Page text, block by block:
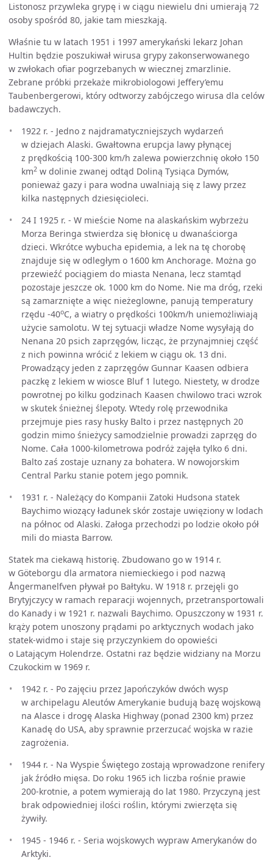
Listonosz przywleka grypę i w ciągu niewielu dni umierają 72
osoby spośród 80, jakie tam mieszkają.
Właśnie tu w latach 1951 i 1997 amerykański lekarz Johan
Hultin będzie poszukiwał wirusa grypy zakonserwowanego
w zwłokach ofiar pogrzebanych w wiecznej zmarzlinie.
Zebrane próbki przekaże mikrobiologowi Jeffery’emu
Taubenbergerowi, który odtworzy zabójczego wirusa dla celów
badawczych.
1922 r. - Jedno z najdramatyczniejszych wydarzeń
w dziejach Alaski. Gwałtowna erupcja lawy płynącej
z prędkością 100-300 km/h zalewa powierzchnię około 150
km2 w dolinie zwanej odtąd Doliną Tysiąca Dymów,
ponieważ gazy i para wodna uwalniają się z lawy przez
kilka następnych dziesięcioleci.
24 I 1925 r. - W mieście Nome na alaskańskim wybrzeżu
Morza Beringa stwierdza się błonicę u dwanaściorga
dzieci. Wkrótce wybucha epidemia, a lek na tę chorobę
znajduje się w odległym o 1600 km Anchorage. Można go
przewieźć pociągiem do miasta Nenana, lecz stamtąd
pozostaje jeszcze ok. 1000 km do Nome. Nie ma dróg, rzeki
są zamarznięte a więc nieżeglowne, panują temperatury
rzędu -40oC, a wiatry o prędkości 100km/h uniemożliwiają
użycie samolotu. W tej sytuacji władze Nome wysyłają do
Nenana 20 psich zaprzęgów, licząc, że przynajmniej część
z nich powinna wrócić z lekiem w ciągu ok. 13 dni.
Prowadzący jeden z zaprzęgów Gunnar Kaasen odbiera
paczkę z lekiem w wiosce Bluf 1 lutego. Niestety, w drodze
powrotnej po kilku godzinach Kaasen chwilowo traci wzrok
w skutek śnieżnej ślepoty. Wtedy rolę przewodnika
przejmuje pies rasy husky Balto i przez następnych 20
godzin mimo śnieżycy samodzielnie prowadzi zaprzęg do
Nome. Cała 1000-kilometrowa podróż zajęła tylko 6 dni.
Balto zaś zostaje uznany za bohatera. W nowojorskim
Central Parku stanie potem jego pomnik.
1931 r. - Należący do Kompanii Zatoki Hudsona statek
Baychimo wiozący ładunek skór zostaje uwięziony w lodach
na północ od Alaski. Załoga przechodzi po lodzie około pół
mili do miasta Barrow.
Statek ma ciekawą historię. Zbudowano go w 1914 r.
w Göteborgu dla armatora niemieckiego i pod nazwą
Ångermanelfven pływał po Bałtyku. W 1918 r. przejęli go
Brytyjczycy w ramach reparacji wojennych, przetransportowali
do Kanady i w 1921 r. nazwali Baychimo. Opuszczony w 1931 r.
krąży potem unoszony prądami po arktycznych wodach jako
statek-widmo i staje się przyczynkiem do opowieści
o Latającym Holendrze. Ostatni raz będzie widziany na Morzu
Czukockim w 1969 r.
1942 r. - Po zajęciu przez Japończyków dwóch wysp
w archipelagu Aleutów Amerykanie budują bazę wojskową
na Alasce i drogę Alaska Highway (ponad 2300 km) przez
Kanadę do USA, aby sprawnie przerzucać wojska w razie
zagrożenia.
1944 r. - Na Wyspie Świętego zostają wprowadzone renifery
jak źródło mięsa. Do roku 1965 ich liczba rośnie prawie
200-krotnie, a potem wymierają do lat 1980. Przyczyną jest
brak odpowiedniej ilości roślin, którymi zwierzęta się
żywiły.
1945 - 1946 r. - Seria wojskowych wypraw Amerykanów do
Arktyki.